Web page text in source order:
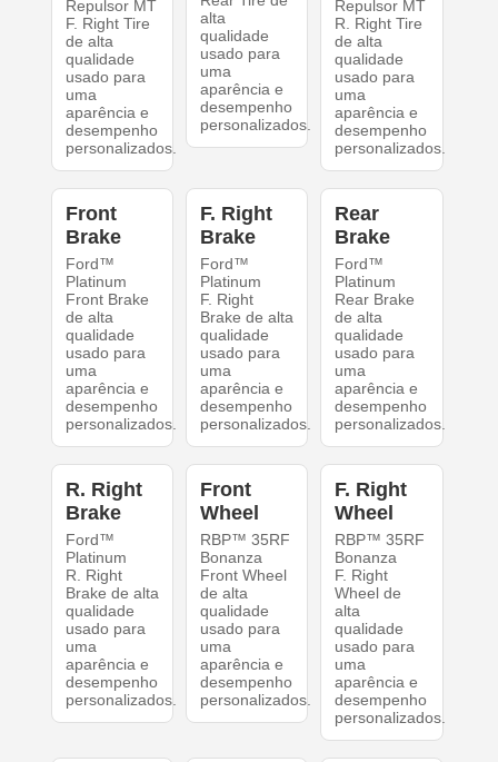
Repulsor MT
F. Right Tire
de alta
qualidade
usado para
uma
aparência e
desempenho
personalizados.
alta
qualidade
usado para
uma
aparência e
desempenho
personalizados.
Repulsor MT
R. Right Tire
de alta
qualidade
usado para
uma
aparência e
desempenho
personalizados.
Front
Brake
Ford™
Platinum
Front Brake
de alta
qualidade
usado para
uma
aparência e
desempenho
personalizados.
F. Right
Brake
Ford™
Platinum
F. Right
Brake de alta
qualidade
usado para
uma
aparência e
desempenho
personalizados.
Rear
Brake
Ford™
Platinum
Rear Brake
de alta
qualidade
usado para
uma
aparência e
desempenho
personalizados.
R. Right
Brake
Ford™
Platinum
R. Right
Brake de alta
qualidade
usado para
uma
aparência e
desempenho
personalizados.
Front
Wheel
RBP™ 35RF
Bonanza
Front Wheel
de alta
qualidade
usado para
uma
aparência e
desempenho
personalizados.
F. Right
Wheel
RBP™ 35RF
Bonanza
F. Right
Wheel de
alta
qualidade
usado para
uma
aparência e
desempenho
personalizados.